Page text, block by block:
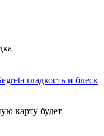
гладкость и блеск
карту будет